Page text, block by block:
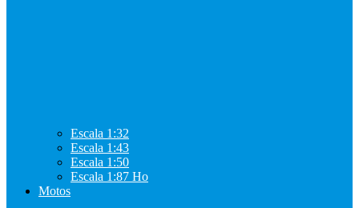
Escala 1:32
Escala 1:43
Escala 1:50
Escala 1:87 Ho
Motos